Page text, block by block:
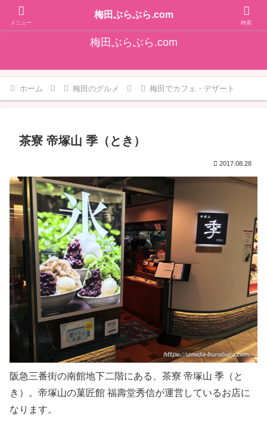
そうだ！梅田をぶらぶらしよ♪大阪梅田エリアの情報を発信しています!!
梅田ぶらぶら.com
ホーム 梅田のグルメ 梅田でカフェ・デザート
茶寮 帝塚山 季（とき）
2017.08.28
阪急三番街の南館地下二階にある、茶寮 帝塚山 季（と
き）。帝塚山の菓匠館 福壽堂秀信が運営しているお店に
なります。
メニュー
梅田ぶらぶら.com
検索